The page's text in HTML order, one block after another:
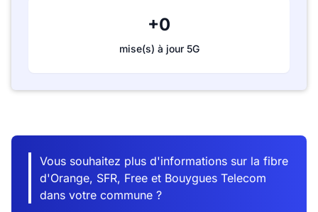
+0
mise(s) à jour 5G
Vous souhaitez plus d'informations sur la fibre
d'Orange, SFR, Free et Bouygues Telecom
dans votre commune ?